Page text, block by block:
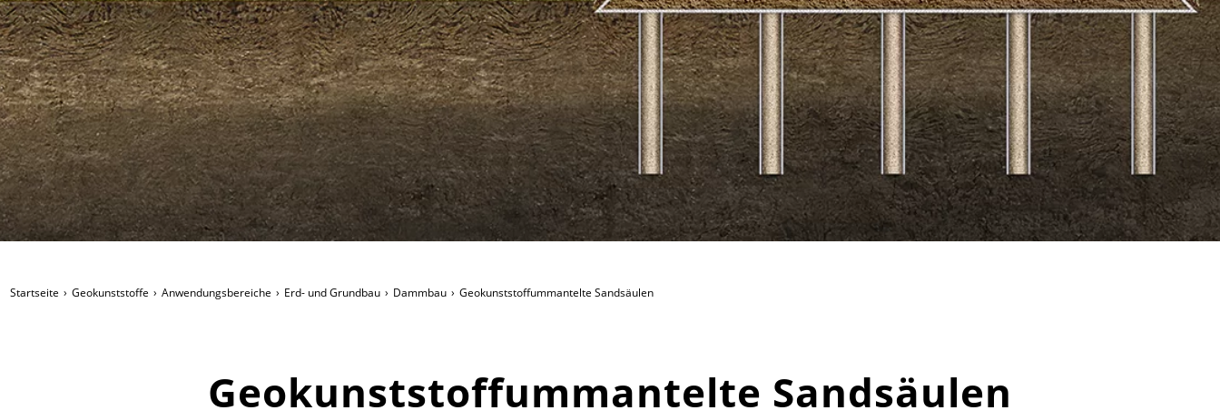
Startseite Geokunststoffe Anwendungsbereiche Erd- und Grundbau Dammbau Geokunststoffummantelte Sandsäulen
Geokunststoffummantelte Sandsäulen